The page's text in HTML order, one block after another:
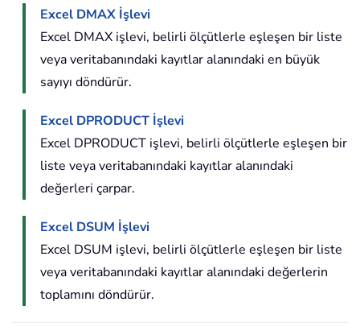
Excel DMAX İşlevi
Excel DMAX işlevi, belirli ölçütlerle eşleşen bir liste
veya veritabanındaki kayıtlar alanındaki en büyük
sayıyı döndürür.
Excel DPRODUCT İşlevi
Excel DPRODUCT işlevi, belirli ölçütlerle eşleşen bir
liste veya veritabanındaki kayıtlar alanındaki
değerleri çarpar.
Excel DSUM İşlevi
Excel DSUM işlevi, belirli ölçütlerle eşleşen bir liste
veya veritabanındaki kayıtlar alanındaki değerlerin
toplamını döndürür.